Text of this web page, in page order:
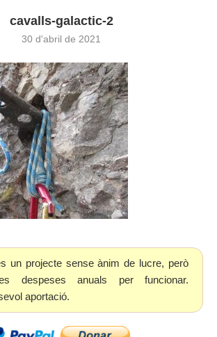
cavalls-galactic-2
30 d'abril de 2021
un projecte sense ànim de lucre, però
despeses anuals per funcionar.
aportació.